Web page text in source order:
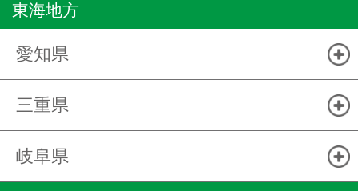
東海地方
愛知県
三重県
岐阜県